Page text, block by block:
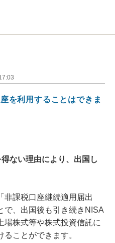
を利用することはできま
ない理由により、出国し
非課税口座継続適用届出
で、出国後も引き続きNISA
場株式等や株式投資信託に
ことができます。